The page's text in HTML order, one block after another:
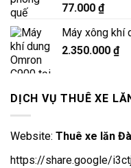
Được xếp
5.00
5 sao
77.000 ₫
Máy xông khí
2.350.000 ₫
DỊCH VỤ THUÊ XE
Website: Thuê xe lăn
https://share.google/